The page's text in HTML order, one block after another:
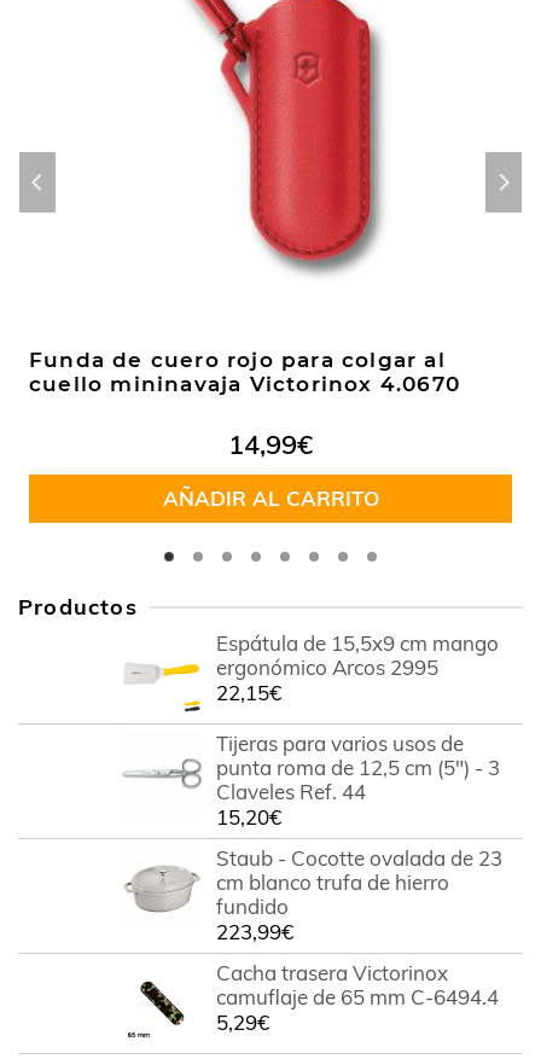
Funda de cuero rojo para colgar al
cuello mininavaja Victorinox 4.0670
14,99€
AÑADIR AL CARRITO
Productos
Espátula de 15,5x9 cm mango
ergonómico Arcos 2995
22,15€
Tijeras para varios usos de
punta roma de 12,5 cm (5") - 3
Claveles Ref. 44
15,20€
Staub - Cocotte ovalada de 23
cm blanco trufa de hierro
fundido
223,99€
Cacha trasera Victorinox
camuflaje de 65 mm C-6494.4
5,29€